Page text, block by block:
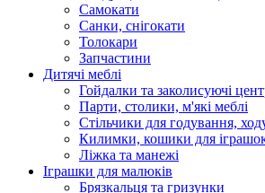
Самокати
Санки, снігокати
Толокари
Запчастини
Дитячі меблі
Гойдалки та заколисуючі
Парти, столики, м'які меблі
Стільчики для годування,
Килимки, кошики для
Ліжка та манежі
Іграшки для малюків
Брязкальця та гризунки